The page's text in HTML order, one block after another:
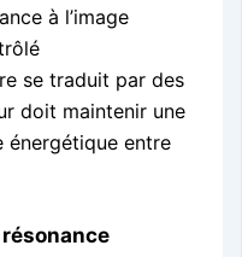
à l’image
se traduit par des
doit maintenir une
énergétique entre